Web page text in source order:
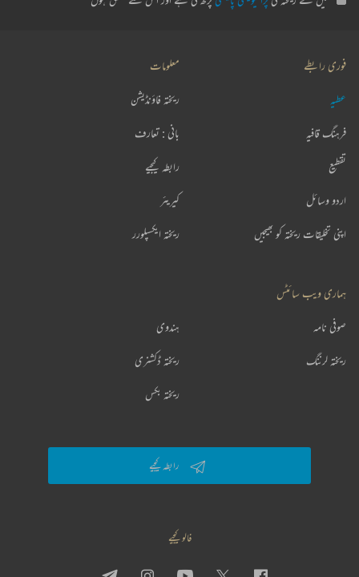
فوری رابطے
عطیہ
فرہنگ قافیہ
تقطیع
اردو وسائل
اپنی تخلیقات ریختہ کو بھیجیں
معلومات
ریختہ فاؤنڈیشن
بانی : تعارف
رابطہ کیجیے
کیریئر
ریختہ ایکسپلورر
ہماری ویب سائٹس
ہندوی صوفی نامہ
ریختہ ڈکشنری ریختہ لرننگ
ریختہ بکس
رابطہ کیجیے
فالو کیجیے